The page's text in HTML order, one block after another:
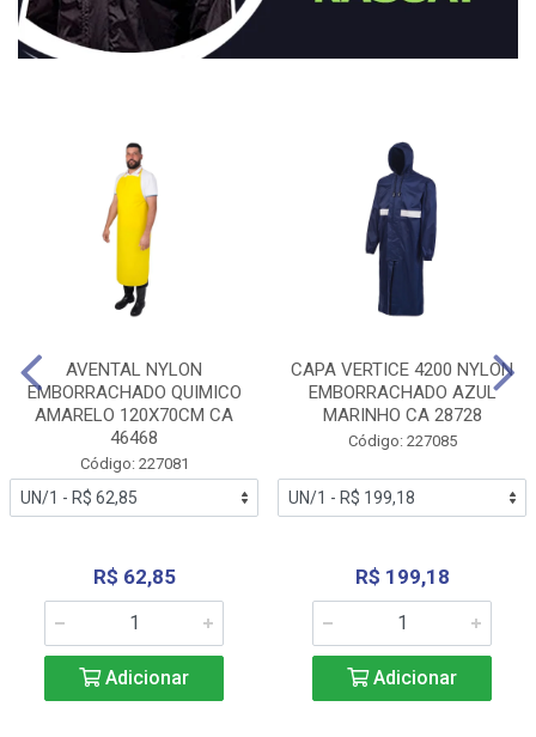
AVENTAL NYLON
EMBORRACHADO QUIMICO
AMARELO 120X70CM CA
46468
Código: 227081
R$ 62,85
Adicionar
CAPA VERTICE 4200 NYLON
EMBORRACHADO AZUL
MARINHO CA 28728
Código: 227085
R$ 199,18
Adicionar